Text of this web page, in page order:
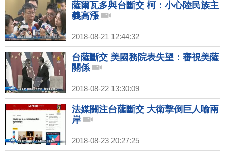
薩爾瓦多與台斷交 柯：小心陸民族主
義高漲
2018-08-21 12:44:32
台薩斷交 美國務院表失望：審視美薩
關係
2018-08-22 13:30:09
法媒關注台薩斷交 大衛擊倒巨人喻兩
岸
2018-08-23 20:27:25